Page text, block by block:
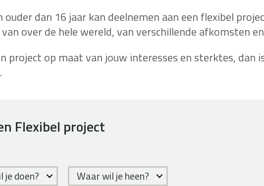
ouder dan 16 jaar kan deelnemen aan een flexibel
over de hele wereld, van verschillende afkomsten
project op maat van jouw interesses en sterktes, dan
Flexibel project
je doen?
Waar wil je heen?